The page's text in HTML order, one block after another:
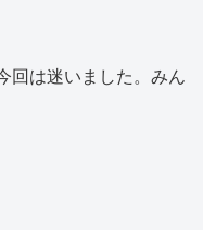
回は迷いました。みん